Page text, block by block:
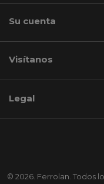
Su cuenta
Visítanos
© 2026. Ferrolan. Todos
Legal